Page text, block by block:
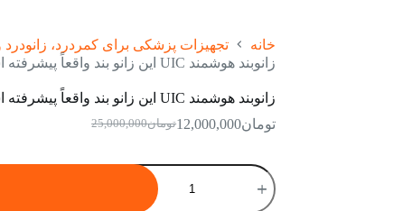
خانه
تجهیزات پزشکی برای کمردرد،
زانوبند هوشمند UIC این زانو بند واقعاً پیشرفته است!
زانوبند هوشمند UIC این زانو بند واقعاً پیشرفته است!
تومان25,000,000 قیمت
تومان25,000,000
تومان12,000,000قیمت
تومان12,000,000.
زانوبند
هوشمند
UIC